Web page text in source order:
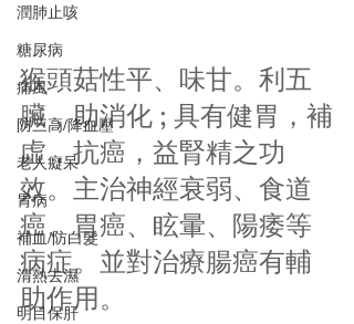
潤肺止咳
糖尿病
痛風
防三高/降血壓
老人癡呆
胃病
補血/防白髮
清熱去濕
明目保肝
猴頭菇性平、味甘。利五
臟，助消化 ; 具有健胃，補
虛，抗癌，益腎精之功
效。主治神經衰弱、食道
癌、胃癌、眩暈、陽痿等
病症。並對治療腸癌有輔
助作用。